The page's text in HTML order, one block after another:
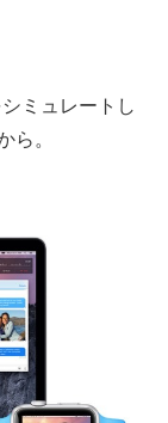
ミュレートし
ら。